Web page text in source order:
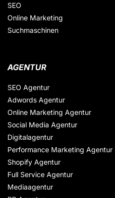
SEO
Online Marketing
Suchmaschinen
AGENTUR
SEO Agentur
Adwords Agentur
Online Marketing Agentur
Social Media Agentur
Digitalagentur
Performance Marketing Agentur
Shopify Agentur
Full Service Agentur
Mediaagentur